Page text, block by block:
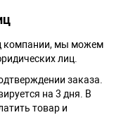
компании, мы можем
лиц.
заказа.
на 3 дня. В
товар и